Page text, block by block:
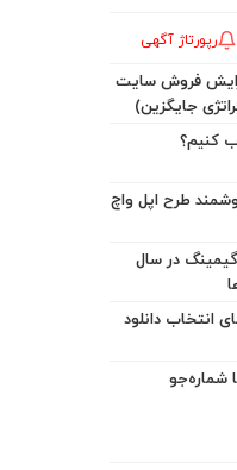
رپورتاژ آگهی
فروش سایت
جایگزین)
کنیم؟
طرح اپل واچ
در سال
انتخاب دانلود
شماره‌جو